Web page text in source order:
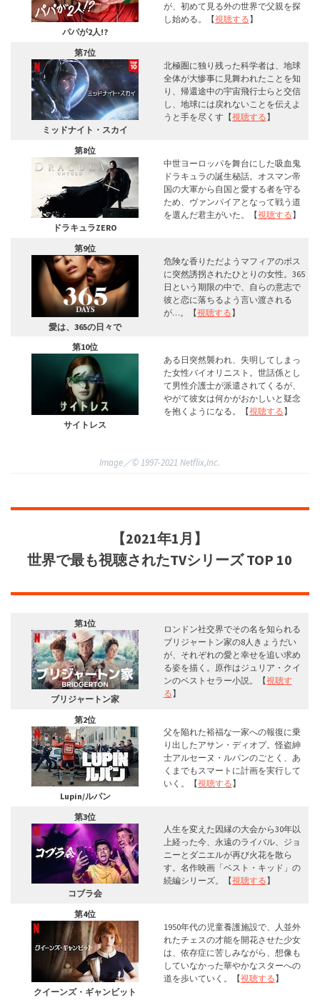
パパが2人!?
が、初めて見る外の世界で父親を探
し始める。【視聴する】
第7位
ミッドナイト・スカイ
北極圏に独り残った科学者は、地球
全体が大惨事に見舞われたことを知
り、帰還途中の宇宙飛行士らと交信
し、地球には戻れないことを伝えよ
うと手を尽くす【視聴する】
第8位
ドラキュラZERO
中世ヨーロッパを舞台にした吸血鬼
ドラキュラの誕生秘話。オスマン帝
国の大軍から自国と愛する者を守る
ため、ヴァンパイアとなって戦う道
を選んだ君主がいた。【視聴する】
第9位
愛は、365の日々で
危険な香りただようマフィアのボス
に突然誘拐されたひとりの女性。365
日という期限の中で、自らの意志で
彼と恋に落ちるよう言い渡される
が…。【視聴する】
第10位
サイトレス
ある日突然襲われ、失明してしまっ
た女性バイオリニスト。世話係とし
て男性介護士が派遣されてくるが、
やがて彼女は何かがおかしいと疑念
を抱くようになる。【視聴する】
Image／©︎ 1997-2021 Netflix,Inc.
【2021年1月】
世界で最も視聴されたTVシリーズTOP 10
第1位
ブリジャートン家
ロンドン社交界でその名を知られる
ブリジャートン家の8人きょうだい
が、それぞれの愛と幸せを追い求め
る姿を描く。原作はジュリア・クイ
ンのベストセラー小説。【視聴す
る】
第2位
Lupin/ルパン
父を陥れた裕福な一家への報復に乗
り出したアサン・ディオプ。怪盗紳
士アルセーヌ・ルパンのごとく、あ
くまでもスマートに計画を実行して
いく。【視聴する】
第3位
コブラ会
人生を変えた因縁の大会から30年以
上経った今、永遠のライバル、ジョ
ニーとダニエルが再び火花を散ら
す。名作映画「ベスト・キッド」の
続編シリーズ。【視聴する】
第4位
クイーンズ・ギャンビット
1950年代の児童養護施設で、人並外
れたチェスの才能を開花させた少女
は、依存症に苦しみながら、想像も
していなかった華やかなスターへの
道を歩いていく。【視聴する】